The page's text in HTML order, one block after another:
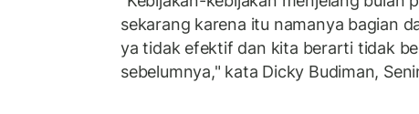
sekarang karena itu namanya bagian
ya tidak efektif dan kita berarti tidak
sebelumnya," kata Dicky Budiman,